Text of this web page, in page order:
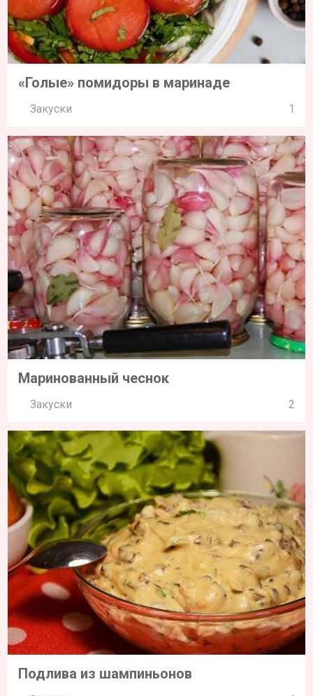
«Голые» помидоры в маринаде
Закуски 1
Маринованный чеснок
Закуски 2
Подлива из шампиньонов